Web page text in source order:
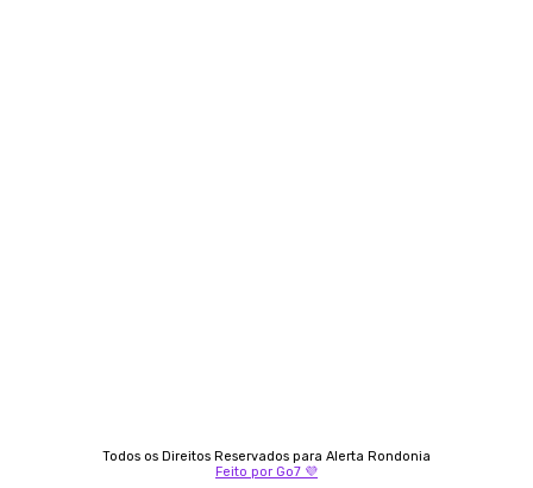
Todos os Direitos Reservados para Alerta Rondonia
Feito por Go7 💜